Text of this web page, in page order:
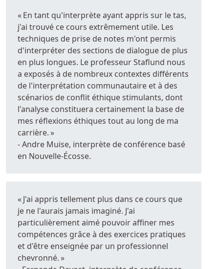
« En tant qu'interprète ayant appris sur le tas,
j'ai trouvé ce cours extrêmement utile. Les
techniques de prise de notes m'ont permis
d'interpréter des sections de dialogue de plus
en plus longues. Le professeur Staflund nous
a exposés à de nombreux contextes différents
de l'interprétation communautaire et à des
scénarios de conflit éthique stimulants, dont
l'analyse constituera certainement la base de
mes réflexions éthiques tout au long de ma
carrière. »
- Andre Muise, interprète de conférence basé
en Nouvelle-Écosse.
« J'ai appris tellement plus dans ce cours que
je ne l'aurais jamais imaginé. J'ai
particulièrement aimé pouvoir affiner mes
compétences grâce à des exercices pratiques
et d'être enseignée par un professionnel
chevronné. »